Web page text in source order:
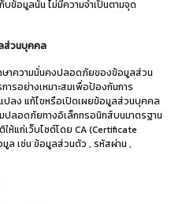
ข้อมูลนั้น ไม่มีความจำเป็นตามจุด
ส่วนบุคคล
ษาความมั่นคงปลอดภัยของข้อมูลส่วน
ารอย่างเหมาะสมเพื่อป้องกันการ
ปลง แก้ไขหรือเปิดเผยข้อมูลส่วนบุคคล
ลอดภัยทางอิเล็กทรอนิกส์บนมาตรฐาน
ห้แก่เว็บไซต์โดย CA (Certificate
ล เช่น ข้อมูลส่วนตัว , รหัสผ่าน ,